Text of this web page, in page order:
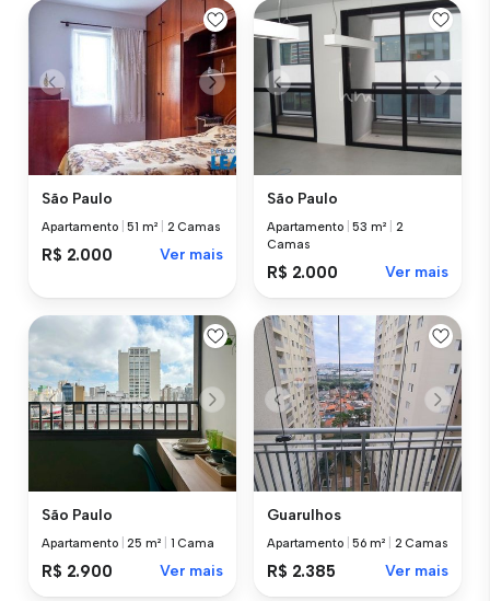
São Paulo
Apartamento |51 m² 2 Camas
R$ 2.000 Ver mais
São Paulo
Apartamento |53 m²
2
Camas
R$ 2.000 Ver mais
São Paulo
Apartamento |25 m² 1 Cama
R$ 2.900 Ver mais
Guarulhos
Apartamento |56 m² 2 Camas
R$ 2.385 Ver mais